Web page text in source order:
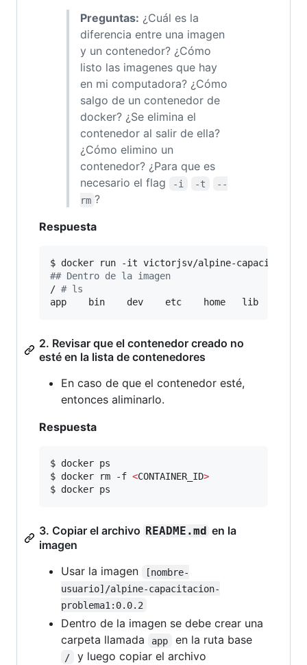
Preguntas: ¿Cuál es la
diferencia entre una imagen
y un contenedor? ¿Cómo
listo las imagenes que hay
en mi computadora? ¿Cómo
salgo de un contenedor de
docker? ¿Se elimina el
contenedor al salir de ella?
¿Cómo elimino un
contenedor? ¿Para que es
necesario el flag
-i -t
--
rm ?
Respuesta
## Dentro de la imagen
/ # ls
app    bin    dev    etc    home   lib
2. Revisar que el contenedor creado no
esté en la lista de contenedores
En caso de que el contenedor esté,
entonces aliminarlo.
Respuesta
$ docker ps
$ docker rm -f <CONTAINER_ID>
$ docker ps
3. Copiar el archivo README.md en la
imagen
Usar la imagen
[nombre-
usuario]/alpine-capacitacion-
problema1:0.0.2
Dentro de la imagen se debe crear una
carpeta llamada
app en la ruta base
/ y luego copiar el archivo